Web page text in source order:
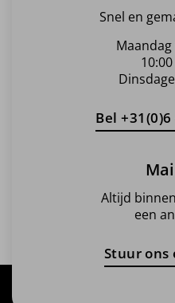
Snel en
Bel
Altijd
een
Stuur ons